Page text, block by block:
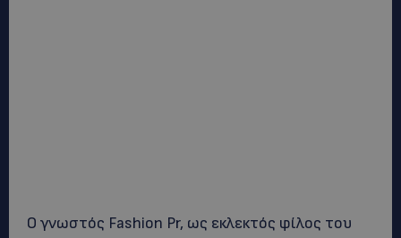
Ο γνωστός Fashion Pr, ως εκλεκτός φίλος του